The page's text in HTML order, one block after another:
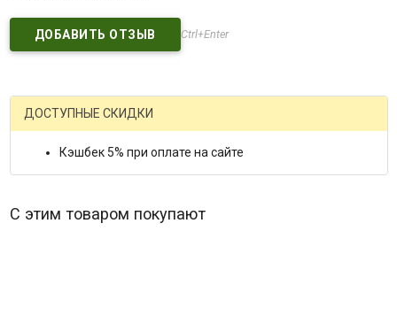
Ctrl+Enter
ДОСТУПНЫЕ СКИДКИ
Кэшбек 5% при оплате на сайте
С этим товаром покупают